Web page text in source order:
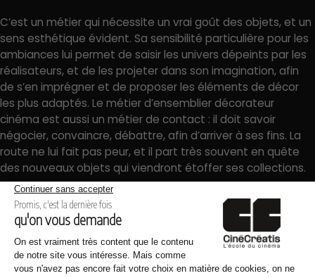
C’est un métier qui nécessite un vrai goût des objets, et un
sens esthétique évident. Sa sensibilité particulière pour les
ambiances lui permet de saisir les univers dépeints par les
réalisateurs, et de les projeter dans son imagination, afin
de s’en imprégner et de proposer les éléments de décor
les plus adaptés. Le métier d’ensemblier décorateur
cinéma est aussi un métier de contact : il doit savoir
négocier, convaincre, débattre, afin d’arriver à ses fins. La
route ne lui fait pas peur, et il part très souvent en quête
des nouveaux objets qui viendront étoffer ses collections.
Ensemblier décorateur cinéma :
perspectives d’évolution